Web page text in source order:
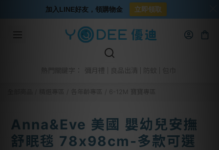
熱門關鍵字： 彌月禮 良品出清 防蚊
各年齡專區 6-12M 寶寶專區
Anna&Eve 美國 嬰幼兒安撫
舒眠毯 78x98cm-多款可選
加入LINE好友，領購物金 立即領取